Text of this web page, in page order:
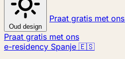
Oud design
Praat gratis met ons
Praat gratis met ons
e-residency Spanje 🇪🇸